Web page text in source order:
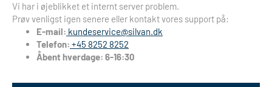
Vi har i øjeblikket et internt server problem.
Prøv venligst igen senere eller kontakt vores support på:
E-mail: kundeservice@silvan.dk
Telefon: +45 8252 8252
Åbent hverdage: 6-16:30